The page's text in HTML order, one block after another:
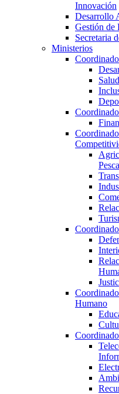
Innovación
Desarrollo
Gestión de
Secretaria
Ministerios
Pesca
Humano